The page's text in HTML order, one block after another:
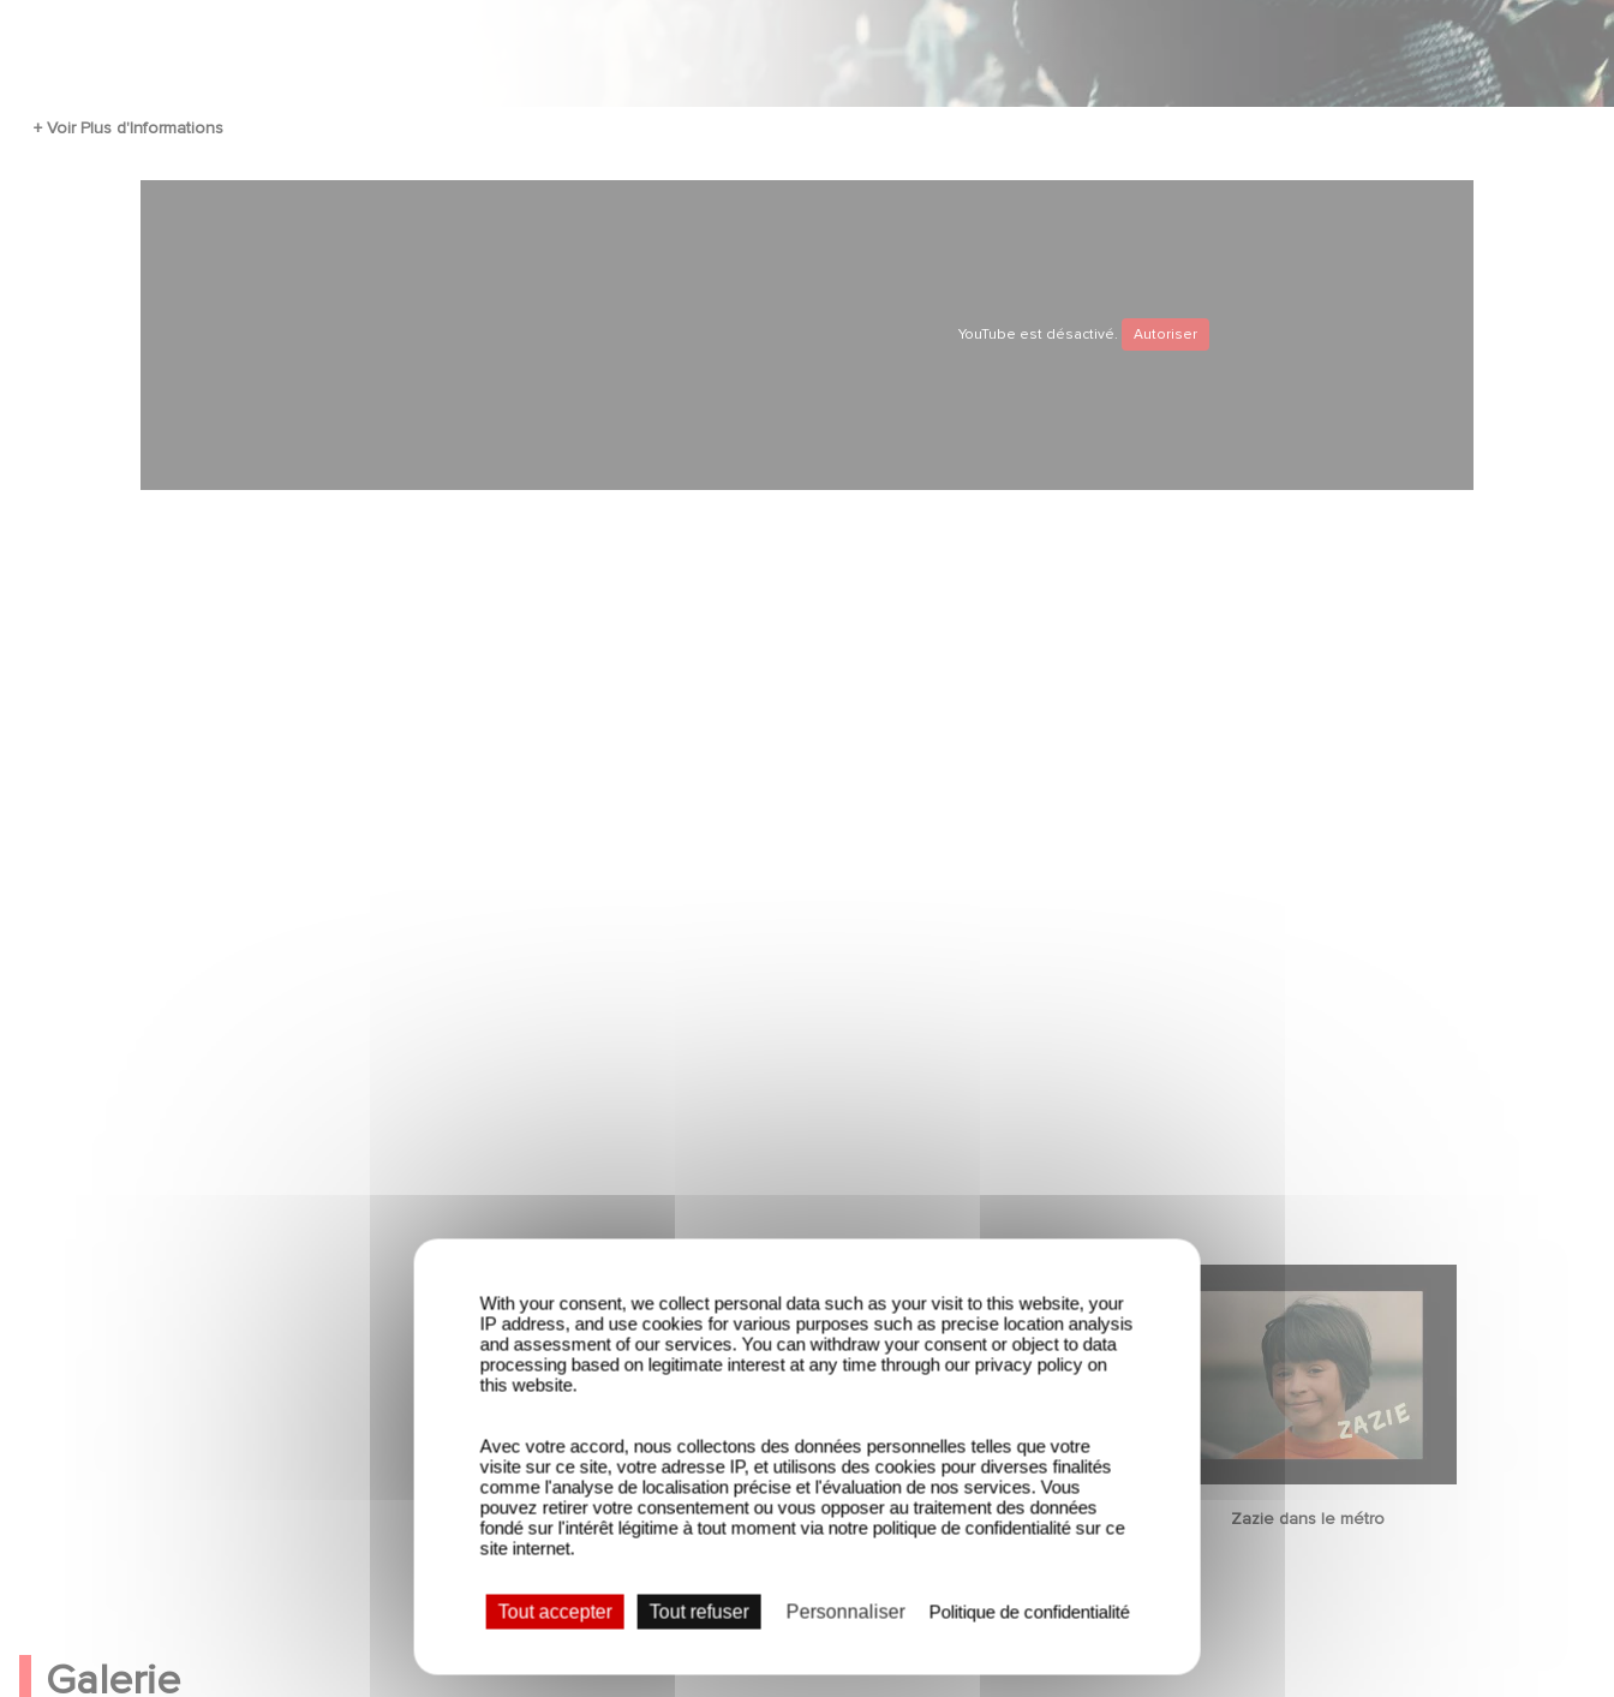
YouTube est désactivé. Autoriser
Zazie dans le métro
Galerie
With your consent, we collect personal data such as your visit to this website, your
IP address, and use cookies for various purposes such as precise location analysis
and assessment of our services. You can withdraw your consent or object to data
processing based on legitimate interest at any time through our privacy policy on
this website.
Avec votre accord, nous collectons des données personnelles telles que votre
visite sur ce site, votre adresse IP, et utilisons des cookies pour diverses finalités
comme l'analyse de localisation précise et l'évaluation de nos services. Vous
pouvez retirer votre consentement ou vous opposer au traitement des données
fondé sur l'intérêt légitime à tout moment via notre politique de confidentialité sur ce
site internet.
Tout accepter Tout refuser Personnaliser Politique de confidentialité